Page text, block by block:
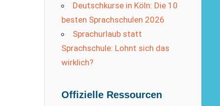
Deutschkurse in Köln: Die 10
besten Sprachschulen 2026
Sprachurlaub statt
Sprachschule: Lohnt sich das
wirklich?
Offizielle Ressourcen